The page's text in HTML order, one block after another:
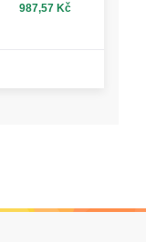
987,57 Kč